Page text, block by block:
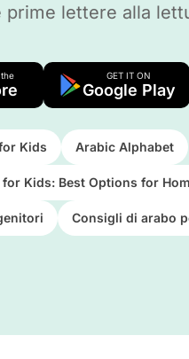
lettere alla
GET IT ON
Google Play
Kids Arabic Alphabet
Kids: Best Options for
Consigli di arabo